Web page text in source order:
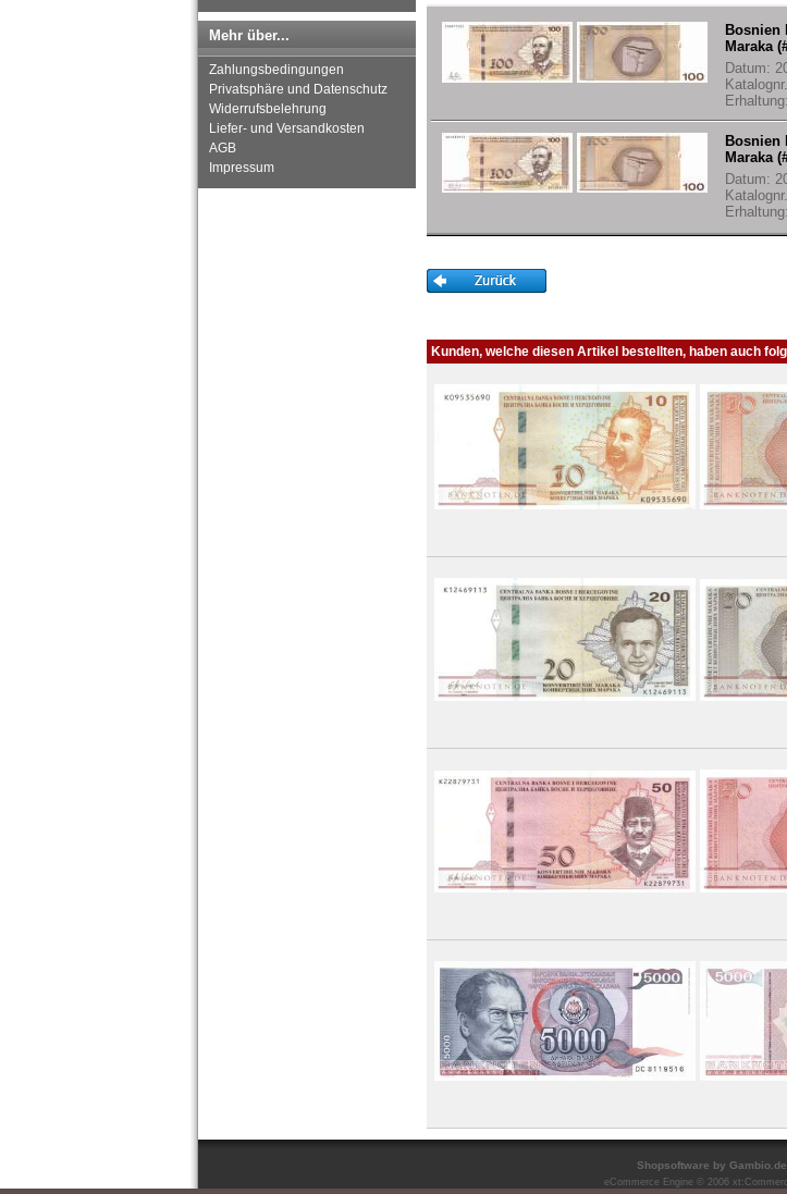
Malta
Mazedonien
Memelgebiet
Moldawien
Montenegro
Mehr über...
Zahlungsbedingungen
Privatsphäre und Datenschutz
Widerrufsbelehrung
Liefer- und Versandkosten
AGB
Impressum
Bosnien
Maraka
Datum:
Bosnien
Maraka
Datum:
Kunden, welche diesen Artikel bestellten, haben auch
Shopsoftware by
eCommerce Engine © 2006